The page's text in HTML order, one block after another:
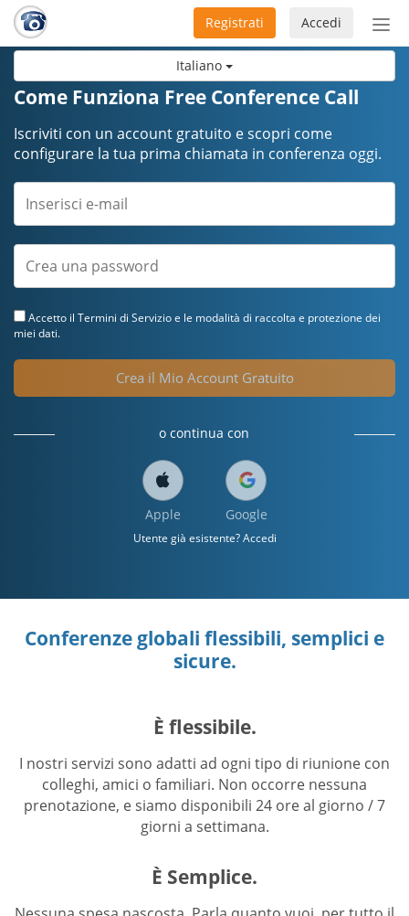
Italiano
Accedi
Registrati
Come Funziona Free Conference Call
Iscriviti con un account gratuito e scopri come
configurare la tua prima chiamata in conferenza oggi.
Accetto il Termini di Servizioe le modalità di raccolta e protezione dei
miei dati.
Crea il Mio Account Gratuito
o continua con
Apple Google
Utente già esistente? Accedi
Conferenze globali flessibili, semplici e
sicure.
È flessibile.
I nostri servizi sono adatti ad ogni tipo di riunione con
colleghi, amici o familiari. Non occorre nessuna
prenotazione, e siamo disponibili 24 ore al giorno / 7
giorni a settimana.
È Semplice.